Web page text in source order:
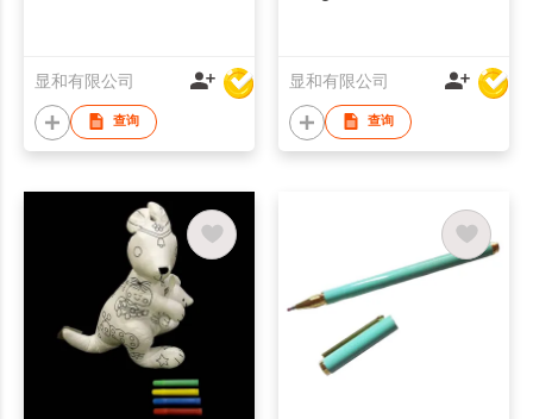
显和有限公司
查询
显和有限公司
查询